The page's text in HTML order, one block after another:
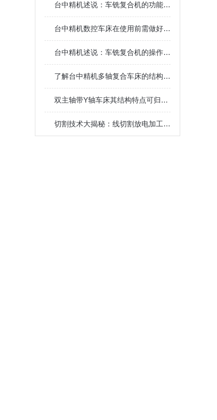
台中精机述说：车铣复合机的功能及优势
台中精机数控车床在使用前需做好哪些准备呢？
台中精机述说：车铣复合机的操作与保养全攻略
了解台中精机多轴复合车床的结构：掌握先进制造技术的核心
双主轴带Y轴车床其结构特点可归纳为以下核心模块
切割技术大揭秘：线切割放电加工机操作全攻略！